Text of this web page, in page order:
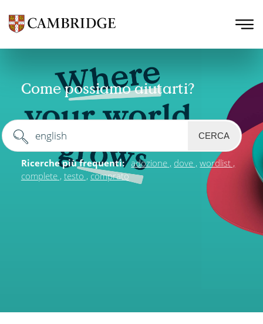
Come possiamo aiutarti?
CERCA
Ricerche più frequenti: adozione dove wordlist
complete testo comprato